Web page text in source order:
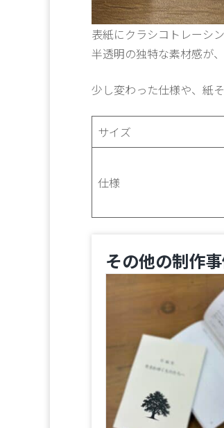
表紙にクラシコトレーシ
半透明の独特な素材感が
少し変わった仕様や、紙
サイズ
仕様
その他の制作